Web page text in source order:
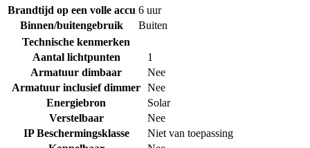
Brandtijd op een volle accu 6 uur
Binnen/buitengebruik
Buiten
Technische kenmerken
Aantal lichtpunten
1
Armatuur dimbaar
Nee
Armatuur inclusief dimmer Nee
Energiebron
Solar
Verstelbaar
Nee
IP Beschermingsklasse
Niet van toepassing